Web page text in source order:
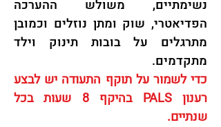
נשימתיים, משולש ההערכה
הפדיאטרי, שוק ומתן נוזלים וכמובן
מתרגלים על בובות תינוק וילד
מתקדמים.
כדי לשמור על תוקף התעודה יש לבצע
רענון PALS בהיקף 8 שעות בכל
שנתיים.